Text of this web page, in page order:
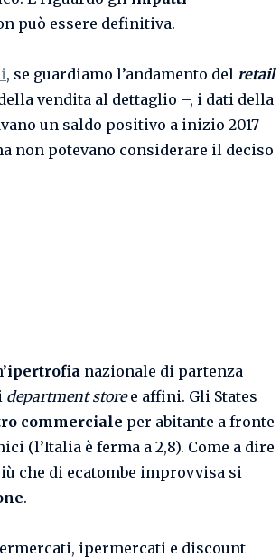
può essere definitiva.
, se guardiamo l’andamento del retail
vendita al dettaglio –, i dati della
un saldo positivo a inizio 2017
non potevano considerare il deciso
ipertrofia nazionale di partenza
department storee affini. Gli States
commerciale per abitante a fronte
(l’Italia è ferma a 2,8). Come a dire
che di ecatombe improvvisa si
.
ipermercati e discount